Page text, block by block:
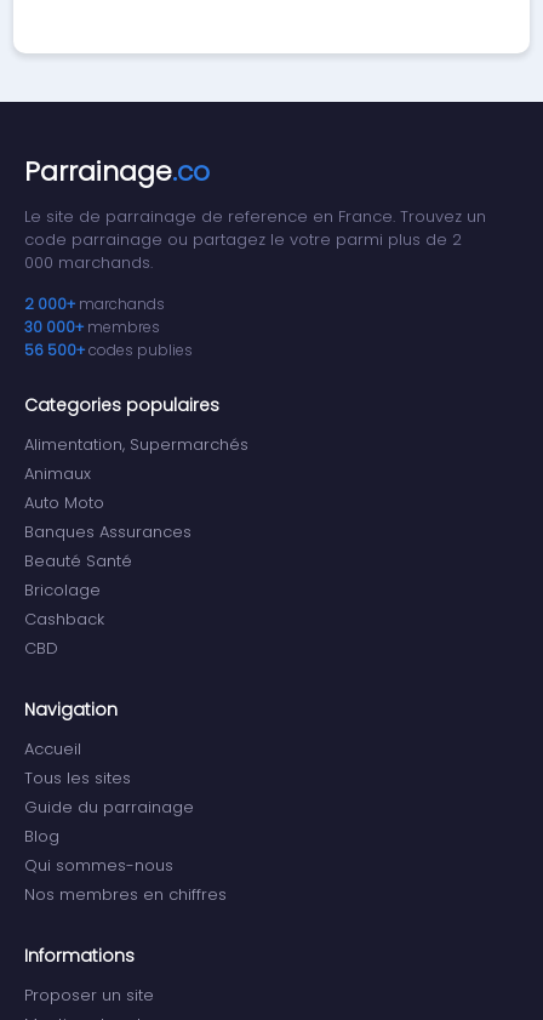
Parrainage.co
Le site de parrainage de reference en France. Trouvez un
code parrainage ou partagez le votre parmi plus de 2
000 marchands.
2 000+ marchands
30 000+ membres
56 500+codes publies
Categories populaires
Alimentation, Supermarchés
Animaux
Auto Moto
Banques Assurances
Beauté Santé
Bricolage
Cashback
CBD
Navigation
Accueil
Tous les sites
Guide du parrainage
Blog
Qui sommes-nous
Nos membres en chiffres
Informations
Proposer un site